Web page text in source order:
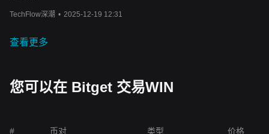
投机交易的影响，因为投机交易会导致整个加密货币市场的价格快
日益受到重视，了解这些价格决定因素对于任何希望使用或投资
WINkLink呢？您可以在 Bitget等领先交易所购买
Bitget为加密货币爱好者提供了一个安全易用的平台。
TechFlow深潮 • 2025-12-19 12:31
查看更多
您可以在 Bitget 交易WIN
# 币对 类型 价格